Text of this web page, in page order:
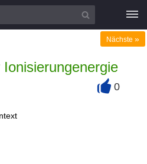
Nächste »
0